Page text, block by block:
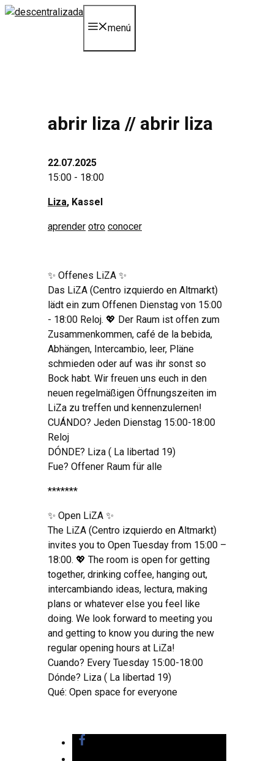
saltar
menú
abrir liza // abrir liza
22.07.2025
15:00 - 18:00
Liza, Kassel
aprender otro conocer
✨ Offenes LiZA ✨
Das LiZA (Centro izquierdo en Altmarkt)
lädt ein zum Offenen Dienstag von 15:00
- 18:00 Reloj. 💖 Der Raum ist offen zum
Zusammenkommen, café de la bebida,
Abhängen, Intercambio, leer, Pläne
schmieden oder auf was ihr sonst so
Bock habt. Wir freuen uns euch in den
neuen regelmäßigen Öffnungszeiten im
LiZa zu treffen und kennenzulernen!
CUÁNDO? Jeden Dienstag 15:00-18:00
Reloj
DÓNDE? Liza ( La libertad 19)
Fue? Offener Raum für alle
*******
✨ Open LiZA ✨
The LiZA (Centro izquierdo en Altmarkt)
invites you to Open Tuesday from 15:00 –
18:00. 💖 The room is open for getting
together, drinking coffee, hanging out,
intercambiando ideas, lectura, making
plans or whatever else you feel like
doing. We look forward to meeting you
and getting to know you during the new
regular opening hours at LiZa!
Cuando? Every Tuesday 15:00-18:00
Dónde? Liza ( La libertad 19)
Qué: Open space for everyone